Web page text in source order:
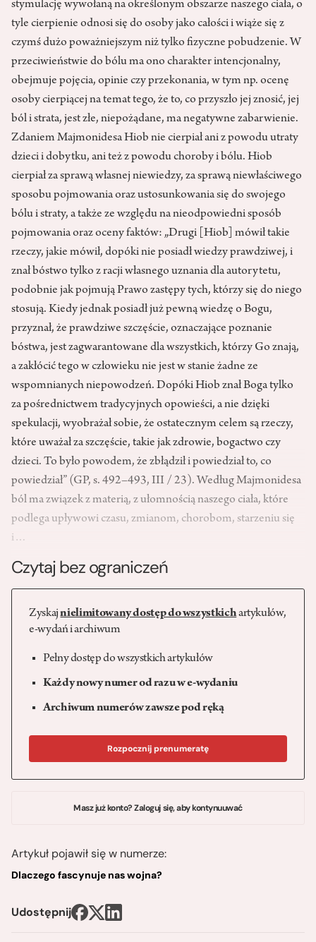
stymulację wywołaną na określonym obszarze naszego ciała, o
tyle cierpienie odnosi się do osoby jako całości i wiąże się z
czymś dużo poważniejszym niż tylko fizyczne pobudzenie. W
przeciwieństwie do bólu ma ono charakter intencjonalny,
obejmuje pojęcia, opinie czy przekonania, w tym np. ocenę
osoby cierpiącej na temat tego, że to, co przyszło jej znosić, jej
ból i strata, jest złe, niepożądane, ma negatywne zabarwienie.
Zdaniem Majmonidesa Hiob nie cierpiał ani z powodu utraty
dzieci i dobytku, ani też z powodu choroby i bólu. Hiob
cierpiał za sprawą wła­snej niewiedzy, za sprawą niewłaściwego
sposobu pojmowania oraz usto­sunkowania się do swojego
bólu i straty, a także ze względu na nieodpo­wiedni sposób
pojmowania oraz oceny faktów: „Drugi [Hiob] mówił takie
rzeczy, jakie mówił, dopóki nie posiadł wiedzy prawdziwej, i
znał bóstwo tylko z racji własnego uznania dla autorytetu,
podobnie jak pojmują Prawo zastępy tych, którzy się do niego
stosują. Kiedy jednak posiadł już pewną wiedzę o Bogu,
przyznał, że prawdziwe szczęście, oznaczające poznanie
bóstwa, jest zagwarantowane dla wszystkich, którzy Go znają,
a zakłócić tego w człowieku nie jest w stanie żadne ze
wspomnianych niepowodzeń. Dopóki Hiob znał Boga tylko
za pośrednictwem tradycyjnych opowieści, a nie dzięki
spekulacji, wyobrażał sobie, że ostatecznym celem są rzeczy,
które uważał za szczęście, takie jak zdrowie, bogactwo czy
dzieci. To było powodem, że zbłądził i powiedział to, co
powiedział” (GP, s. 492–493, III / 23). Według Majmonidesa
ból ma związek z materią, z ułomnością naszego ciała, które
podlega upływowi czasu, zmianom, chorobom, sta­rzeniu się
i…
Czytaj bez ograniczeń
Zyskajnielimitowany dostęp do wszystkichartykułów,
e-wydań i archiwum
Pełny dostęp do wszystkich artykułów
Każdy nowy numer od razu w e-wydaniu
Archiwum numerów zawsze pod ręką
Rozpocznij prenumeratę
Masz już konto? Zaloguj się, aby kontynuuwać
Artykuł pojawił się w numerze:
Dlaczego fascynuje nas wojna?
Udostępnij